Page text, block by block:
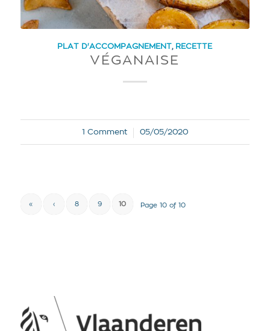
PLAT D'ACCOMPAGNEMENT , RECETTE
VÉGANAISE
1 Comment
/ 05/05/2020
Page 10 of 10
« ‹ 8 9 10